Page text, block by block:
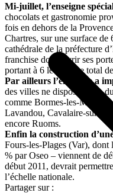
Mi-juillet, l’enseigne
chocolats et gastronomie
fois en dehors de la
Chartres, sur une surface de
cathédrale de la préfecture
franchise doit ouvrir ses
portant à 6 le nombre total
Par ailleurs l’enseigne a
des villes ne disposant pas
comme Bormes-les-
Lavandou, Cavalaire-sur-
encore Ruoms.
Enfin la construction
Fours-les-Plages (Var), dont
% par Oseo – viennent de
début 2011, devrait
l’échelle nationale.
Partager sur :